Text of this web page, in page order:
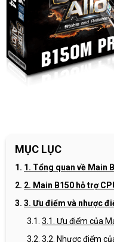
MỤC LỤC
1. Tổng quan về Main
2. Main B150 hỗ trợ
3. Ưu điểm và nhược
3.1. Ưu điểm của
3.2. Nhược điểm